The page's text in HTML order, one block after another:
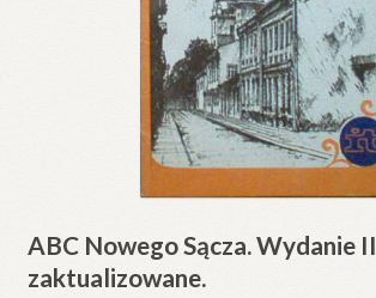
ABC Nowego Sącza. Wydanie II
zaktualizowane.